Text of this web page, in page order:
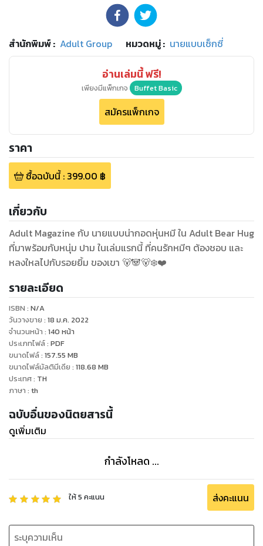
สำนักพิมพ์: Adult Group หมวดหมู่: นายแบบเซ็กซี่
อ่านเล่มนี้ ฟรี!
เพียงมีแพ็กเกจ Buffet Basic
สมัครแพ็กเกจ
ราคา
ซื้อฉบับนี้: 399.00 ฿
เกี่ยวกับ
Adult Magazine กับ นายแบบน่ากอดหุ่นหมี ใน Adult Bear Hug
ที่มาพร้อมกับหนุ่ม ปาม ในเล่มแรกนี้ ที่คนรักหมีๆ ต้องชอบ และ
หลงใหลไปกับรอยยิ้ม ของเขา 🐻🐼🐻‍❄️❤️
รายละเอียด
ISBN : N/A
วันวางขาย : 18 ม.ค. 2022
จำนวนหน้า : 140 หน้า
ประเภทไฟล์: PDF
ขนาดไฟล์: 157.55 MB
ขนาดไฟล์มัลติมีเดีย : 118.68 MB
ประเทศ: TH
ภาษา : th
ฉบับอื่นของนิตยสารนี้
ดูเพิ่มเติม
กำลังโหลด ...
ให้5 คะแนน ส่งคะแนน